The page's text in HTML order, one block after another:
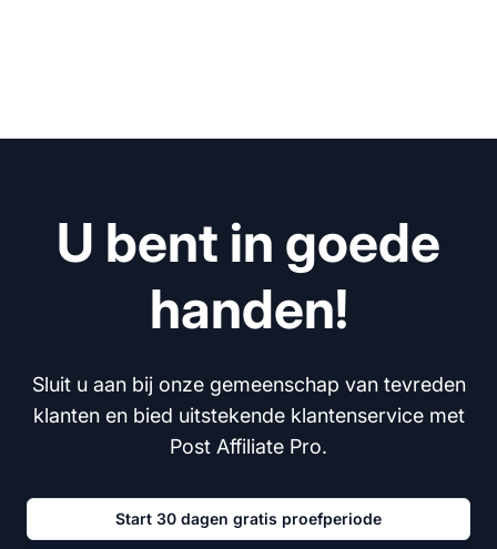
U bent in goede
handen!
Sluit u aan bij onze gemeenschap van tevreden
klanten en bied uitstekende klantenservice met
Post Affiliate Pro.
Start 30 dagen gratis proefperiode